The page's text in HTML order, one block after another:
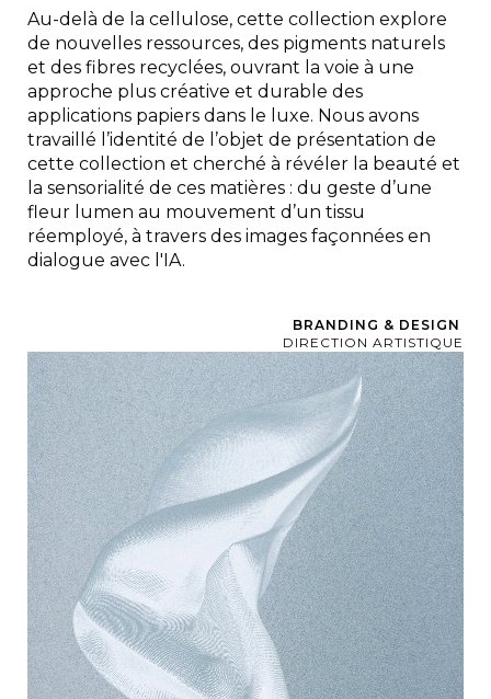
Au-delà de la cellulose, cette collection explore
de nouvelles ressources, des pigments naturels
et des fibres recyclées, ouvrant la voie à une
approche plus créative et durable des
applications papiers dans le luxe. Nous avons
travaillé l’identité de l’objet de présentation de
cette collection et cherché à révéler la beauté et
la sensorialité de ces matières : du geste d’une
fleur lumen au mouvement d’un tissu
réemployé, à travers des images façonnées en
dialogue avec l'IA.
BRANDING & DESIGN
DIRECTION ARTISTIQUE